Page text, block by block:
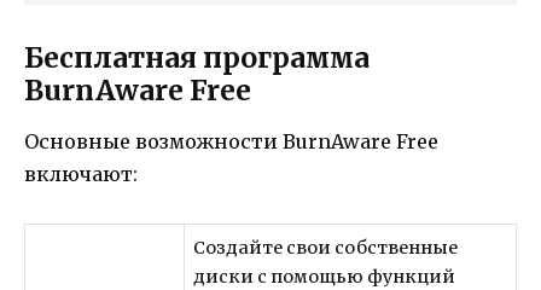
Бесплатная программа
BurnAware Free
Основные возможности BurnAware Free
включают:
Создайте свои собственные
диски с помощью функций